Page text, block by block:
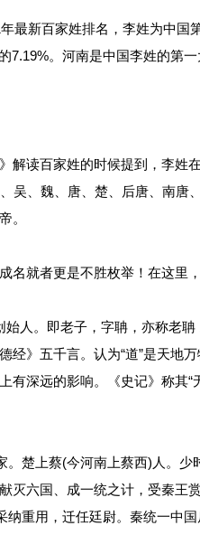
最新百家姓排名，李姓为中国
7.19%。河南是中国李姓的第
读百家姓的时候提到，李姓
吴、魏、唐、楚、后唐、南唐
。
就者更是不胜枚举！在这里，
。即老子，字聃，亦称老聃
》五千言。认为“道”是天地
有深远的影响。《史记》称其
楚上蔡(今河南上蔡西)人。少
灭六国、成一统之计，受秦王
纳重用，迁任廷尉。秦统一中